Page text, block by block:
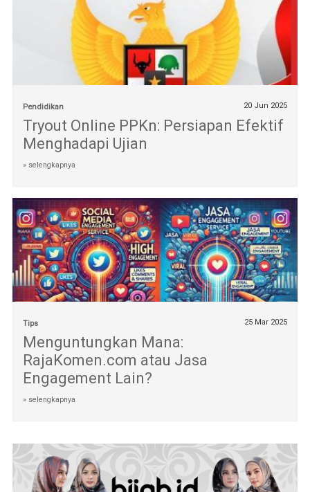
Pendidikan 20 Jun 2025
Tryout Online PPKn: Persiapan Efektif
Menghadapi Ujian
» selengkapnya
Tips 25 Mar 2025
Menguntungkan Mana:
RajaKomen.com atau Jasa
Engagement Lain?
» selengkapnya